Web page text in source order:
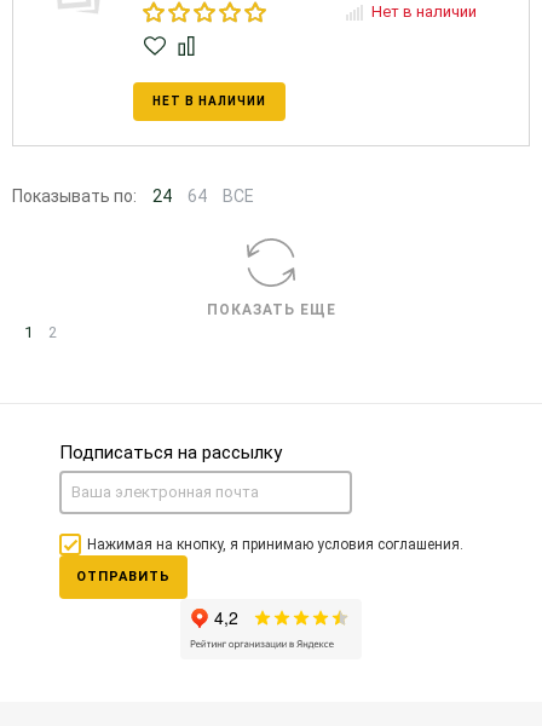
Нет в наличии
НЕТ В НАЛИЧИИ
Показывать по: 24 64 ВСЕ
ПОКАЗАТЬ ЕЩЕ
1 2
Подписаться на рассылку
Нажимая на кнопку, я принимаю условия соглашения.
ОТПРАВИТЬ